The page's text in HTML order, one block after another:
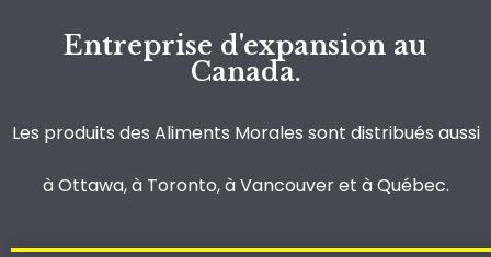
Entreprise d'expansion au
Canada.
Les produits des Aliments Morales sont distribués aussi
à Ottawa, à Toronto, à Vancouver et à Québec.